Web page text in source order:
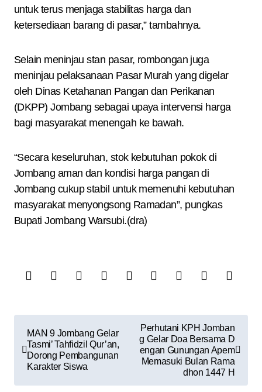
untuk terus menjaga stabilitas harga dan
ketersediaan barang di pasar,” tambahnya.
Selain meninjau stan pasar, rombongan juga
meninjau pelaksanaan Pasar Murah yang digelar
oleh Dinas Ketahanan Pangan dan Perikanan
(DKPP) Jombang sebagai upaya intervensi harga
bagi masyarakat menengah ke bawah.
“Secara keseluruhan, stok kebutuhan pokok di
Jombang aman dan kondisi harga pangan di
Jombang cukup stabil untuk memenuhi kebutuhan
masyarakat menyongsong Ramadan”, pungkas
Bupati Jombang Warsubi.(dra)
i
MAN 9 Jombang Gelar
Tasmi’ Tahfidzil Qur’an,
Dorong Pembangunan
Karakter Siswa
Perhutani KPH Jomban
g Gelar Doa Bersama D
engan Gunungan Apem
Memasuki Bulan Rama
dhon 1447 H